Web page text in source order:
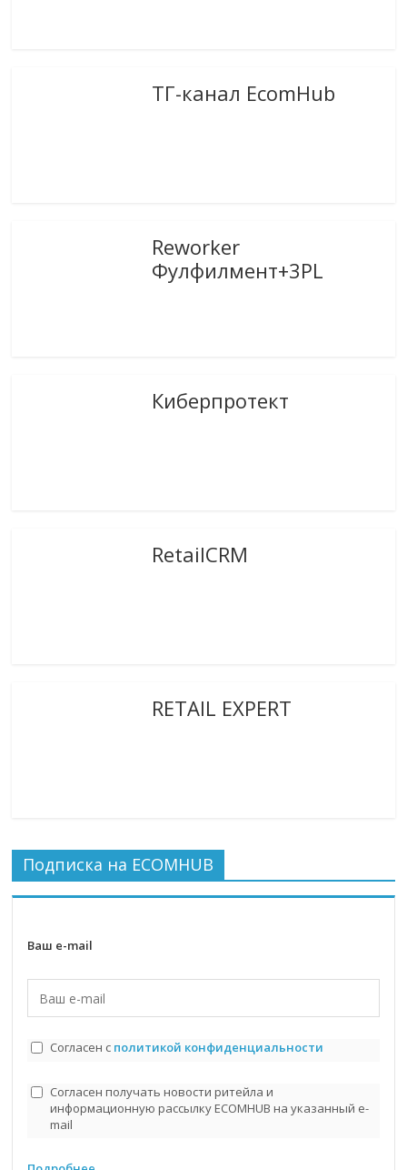
ТГ-канал EcomHub
Reworker
Фулфилмент+3PL
Киберпротект
RetailCRM
RETAIL EXPERT
Подписка на ECOMHUB
Ваш e-mail
Согласен с политикой конфиденциальности
Согласен получать новости ритейла и
информационную рассылку ECOMHUB на указанный e-
mail